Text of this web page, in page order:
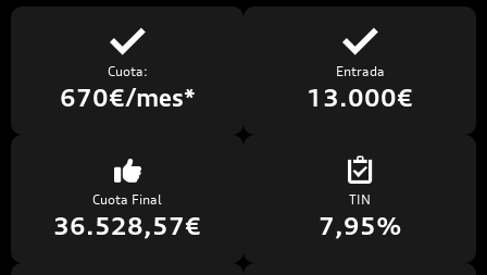
Cuota:
670€/mes*
Entrada
13.000€
Cuota Final
36.528,57€
TIN
7,95%